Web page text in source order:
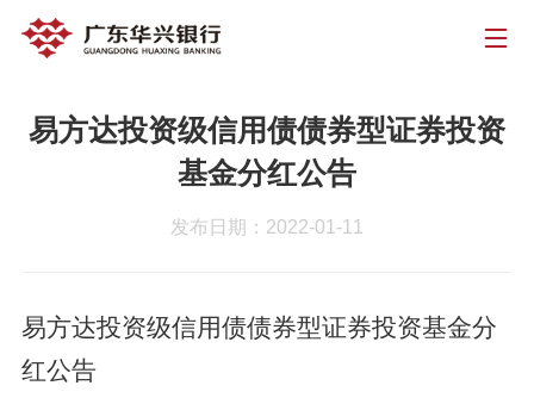
易方达投资级信用债债券型证券投资
基金分红公告
发布日期：2022-01-11
易方达投资级信用债债券型证券投资基金分
红公告